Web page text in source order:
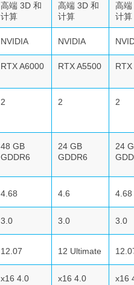
高端 3D 和
计算
高端 3D 和
计算
高
计算
NVIDIA NVIDIA
RTX A6000 RTX A5500
2 2 2
48 GB
GDDR6
24 GB
GDDR6
24
4.68 4.6 4.68
3.0 3.0 3.0
12.07 12 Ultimate
x16 4.0 x16 4.0 x16